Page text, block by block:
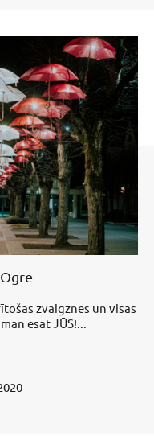
zvaigznes un visas
esat JŪS!...